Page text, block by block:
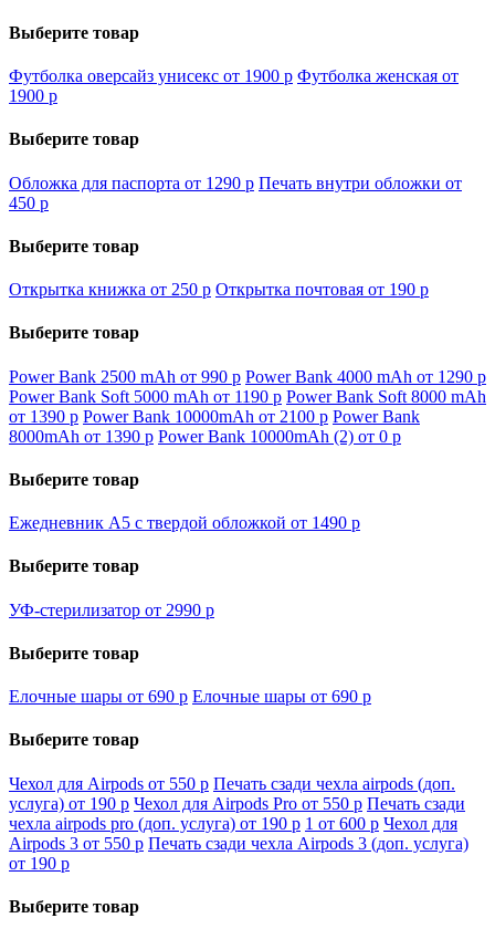
Выберите товар
Футболка оверсайз унисекс от 1900 p Футболка женская от
1900 p
Выберите товар
Обложка для паспорта от 1290 p Печать внутри обложки от
450 p
Выберите товар
Открытка книжка от 250 p Открытка почтовая от 190 p
Выберите товар
Power Bank 2500 mAh от 990 p Power Bank 4000 mAh от 1290 p
Power Bank Soft 5000 mAh от 1190 p Power Bank Soft 8000 mAh
от 1390 p Power Bank 10000mAh от 2100 p Power Bank
8000mAh от 1390 p Power Bank 10000mAh (2) от 0 p
Выберите товар
Ежедневник А5 с твердой обложкой от 1490 p
Выберите товар
УФ-стерилизатор от 2990 p
Выберите товар
Елочные шары от 690 p Елочные шары от 690 p
Выберите товар
Чехол для Airpods от 550 p Печать сзади чехла airpods (доп.
услуга) от 190 p Чехол для Airpods Pro от 550 p Печать сзади
чехла airpods pro (доп. услуга) от 190 p 1 от 600 p Чехол для
Airpods 3 от 550 p Печать сзади чехла Airpods 3 (доп. услуга)
от 190 p
Выберите товар